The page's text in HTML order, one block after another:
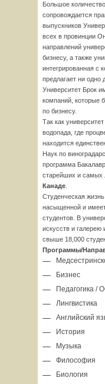
Большое
сопровождается
выпускников
всех в провинции
направлений
бизнесу, а также
интегрированная с
предлагает ни одно
Университет Брок
компаний, которые
по бизнесу.
Так как
водопада, где
находится
Наук по
программа
старейших и самых
Канаде
Студенческая
насыщенной и
студентов. В
искусств и галерею
свыше 18,000
Программы/
Бизнес
Педагогика /
Лингвистика
Английский
История
Музыка
Философия
Биология